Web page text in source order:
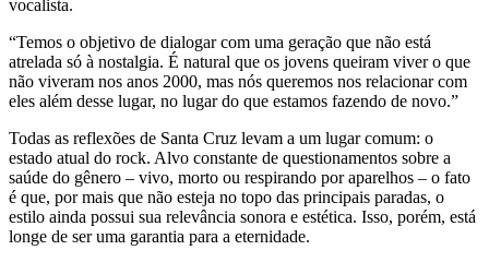
vocalista.
“Temos o objetivo de dialogar com uma geração que não está
atrelada só à nostalgia. É natural que os jovens queiram viver o que
não viveram nos anos 2000, mas nós queremos nos relacionar com
eles além desse lugar, no lugar do que estamos fazendo de novo.”
Todas as reflexões de Santa Cruz levam a um lugar comum: o
estado atual do rock. Alvo constante de questionamentos sobre a
saúde do gênero – vivo, morto ou respirando por aparelhos – o fato
é que, por mais que não esteja no topo das principais paradas, o
estilo ainda possui sua relevância sonora e estética. Isso, porém, está
longe de ser uma garantia para a eternidade.